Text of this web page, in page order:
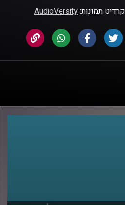
קרדיט תמונות:AudioVersity